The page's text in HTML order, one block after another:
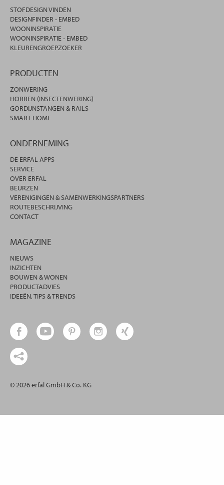
STOFDESIGN VINDEN
DESIGNFINDER - EMBED
WOONINSPIRATIE
WOONINSPIRATIE - EMBED
KLEURENGROEPZOEKER
PRODUCTEN
ZONWERING
HORREN (INSECTENWERING)
GORDIJNSTANGEN & RAILS
SMART HOME
ONDERNEMING
DE ERFAL APPS
SERVICE
OVER ERFAL
BEURZEN
VERENIGINGEN & SAMENWERKINGSPARTNERS
ROUTEBESCHRIJVING
CONTACT
MAGAZINE
NIEUWS
INZICHTEN
BOUWEN & WONEN
PRODUCTADVIES
IDEEËN, TIPS & TRENDS
© 2026 erfal GmbH & Co. KG